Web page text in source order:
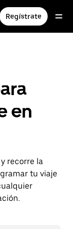
Regístrate
en
recorre la
tu viaje